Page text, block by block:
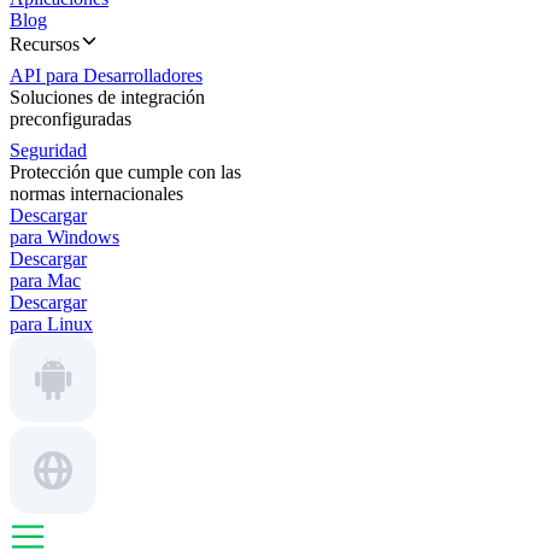
Blog
Recursos
API para Desarrolladores
Soluciones de integración
preconfiguradas
Seguridad
Protección que cumple con las
normas internacionales
Descargar
para Windows
Descargar
para Mac
Descargar
para Linux